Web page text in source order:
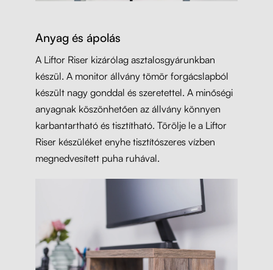
Anyag és ápolás
A Liftor Riser kizárólag asztalosgyárunkban
készül. A monitor állvány tömör forgácslapból
készült nagy gonddal és szeretettel. A minőségi
anyagnak köszönhetően az állvány könnyen
karbantartható és tisztítható. Törölje le a Liftor
Riser készüléket enyhe tisztítószeres vízben
megnedvesített puha ruhával.